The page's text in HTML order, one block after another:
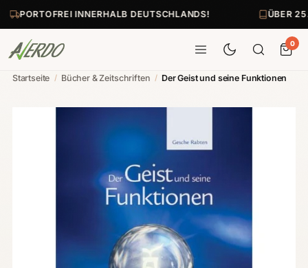
PORTOFREI INNERHALB DEUTSCHLANDS! ÜBER
0
Startseite / Bücher & Zeitschriften / Der Geist und seine Funktionen